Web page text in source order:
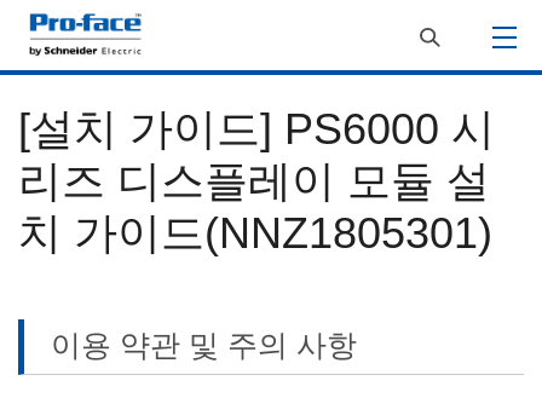
[설치 가이드] PS6000 시
리즈 디스플레이 모듈 설
치 가이드(NNZ1805301)
이용 약관 및 주의 사항